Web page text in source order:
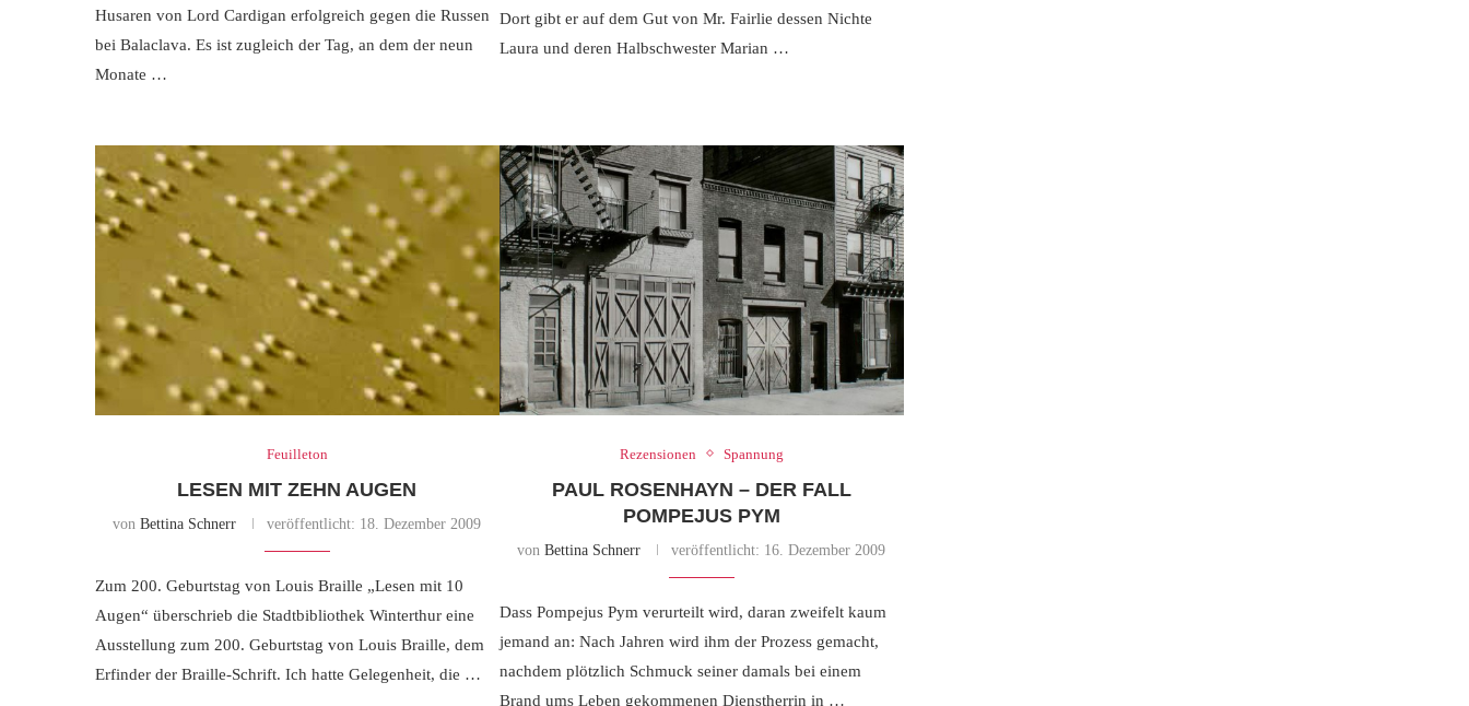
Husaren von Lord Cardigan erfolgreich gegen die Russen
bei Balaclava. Es ist zugleich der Tag, an dem der neun
Monate …
Dort gibt er auf dem Gut von Mr. Fairlie dessen Nichte
Laura und deren Halbschwester Marian …
Feuilleton
LESEN MIT ZEHN AUGEN
vonBettina Schnerr veröffentlicht: 18. Dezember 2009
Zum 200. Geburtstag von Louis Braille „Lesen mit 10
Augen“ überschrieb die Stadtbibliothek Winterthur eine
Ausstellung zum 200. Geburtstag von Louis Braille, dem
Erfinder der Braille-Schrift. Ich hatte Gelegenheit, die …
Rezensionen Spannung
PAUL ROSENHAYN – DER FALL
POMPEJUS PYM
vonBettina Schnerr veröffentlicht: 16. Dezember 2009
Dass Pompejus Pym verurteilt wird, daran zweifelt kaum
jemand an: Nach Jahren wird ihm der Prozess gemacht,
nachdem plötzlich Schmuck seiner damals bei einem
Brand ums Leben gekommenen Dienstherrin in …